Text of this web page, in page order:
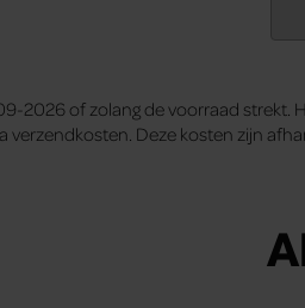
2026 of zolang de voorraad
verzendkosten. Deze kosten zijn